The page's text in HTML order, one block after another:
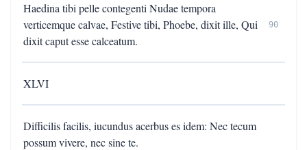
Haedina tibi pelle contegenti Nudae tempora
verticemque calvae, Festive tibi, Phoebe, dixit ille, Qui
dixit caput esse calceatum.
90
XLVI
Difficilis facilis, iucundus acerbus es idem: Nec tecum
possum vivere, nec sine te.